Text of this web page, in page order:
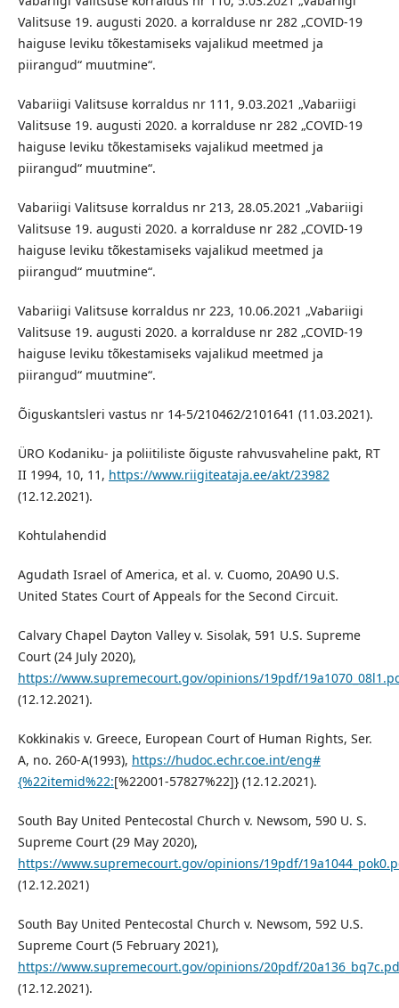
Valitsuse 19. augusti 2020. a korralduse nr 282 „COVID-19
haiguse leviku tõkestamiseks vajalikud meetmed ja
piirangud“ muutmine“.
Vabariigi Valitsuse korraldus nr 111, 9.03.2021 „Vabariigi
Valitsuse 19. augusti 2020. a korralduse nr 282 „COVID-19
haiguse leviku tõkestamiseks vajalikud meetmed ja
piirangud“ muutmine“.
Vabariigi Valitsuse korraldus nr 213, 28.05.2021 „Vabariigi
Valitsuse 19. augusti 2020. a korralduse nr 282 „COVID-19
haiguse leviku tõkestamiseks vajalikud meetmed ja
piirangud“ muutmine“.
Vabariigi Valitsuse korraldus nr 223, 10.06.2021 „Vabariigi
Valitsuse 19. augusti 2020. a korralduse nr 282 „COVID-19
haiguse leviku tõkestamiseks vajalikud meetmed ja
piirangud“ muutmine“.
Õiguskantsleri vastus nr 14-5/210462/2101641 (11.03.2021).
ÜRO Kodaniku- ja poliitiliste õiguste rahvusvaheline pakt, RT
II 1994, 10, 11, https://www.riigiteataja.ee/akt/23982
(12.12.2021).
Kohtulahendid
Agudath Israel of America, et al. v. Cuomo, 20A90 U.S.
United States Court of Appeals for the Second Circuit.
Calvary Chapel Dayton Valley v. Sisolak, 591 U.S. Supreme
Court (24 July 2020),
https://www.supremecourt.gov/opinions/19pdf/
(12.12.2021).
Kokkinakis v. Greece, European Court of Human Rights, Ser.
A, no. 260-A(1993), https://hudoc.echr.coe.int/eng#
{%22itemid%22:[%22001-57827%22]} (12.12.2021).
South Bay United Pentecostal Church v. Newsom, 590 U. S.
Supreme Court (29 May 2020),
https://www.supremecourt.gov/opinions/19pdf/
(12.12.2021)
South Bay United Pentecostal Church v. Newsom, 592 U.S.
Supreme Court (5 February 2021),
https://www.supremecourt.gov/opinions/20pdf/
(12.12.2021).